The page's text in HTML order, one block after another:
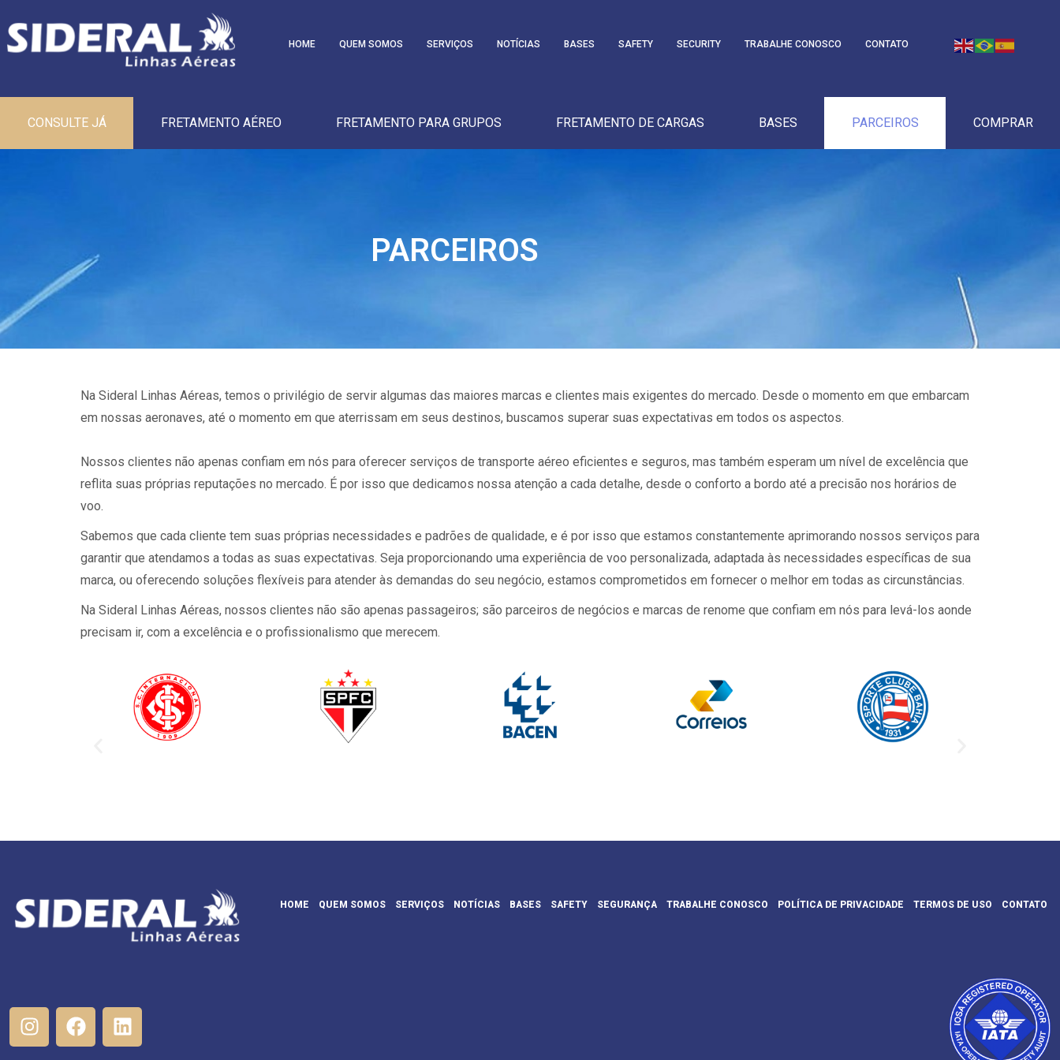
HOME QUEM SOMOS SERVIÇOS NOTÍCIAS BASES SAFETY SECURITY TRABALHE CONOSCO CONTATO
CONSULTE JÁ FRETAMENTO AÉREO FRETAMENTO PARA GRUPOS FRETAMENTO DE CARGAS BASES PARCEIROS COMPRAR
PARCEIROS
Na Sideral Linhas Aéreas, temos o privilégio de servir algumas das maiores marcas e clientes mais exigentes do mercado. Desde o momento em que embarcam
em nossas aeronaves, até o momento em que aterrissam em seus destinos, buscamos superar suas expectativas em todos os aspectos.
Nossos clientes não apenas confiam em nós para oferecer serviços de transporte aéreo eficientes e seguros, mas também esperam um nível de excelência que
reflita suas próprias reputações no mercado. É por isso que dedicamos nossa atenção a cada detalhe, desde o conforto a bordo até a precisão nos horários de
voo.
Sabemos que cada cliente tem suas próprias necessidades e padrões de qualidade, e é por isso que estamos constantemente aprimorando nossos serviços para
garantir que atendamos a todas as suas expectativas. Seja proporcionando uma experiência de voo personalizada, adaptada às necessidades específicas de sua
marca, ou oferecendo soluções flexíveis para atender às demandas do seu negócio, estamos comprometidos em fornecer o melhor em todas as circunstâncias.
Na Sideral Linhas Aéreas, nossos clientes não são apenas passageiros; são parceiros de negócios e marcas de renome que confiam em nós para levá-los aonde
precisam ir, com a excelência e o profissionalismo que merecem.
HOME QUEM SOMOS SERVIÇOS NOTÍCIAS BASES SAFETY SEGURANÇA TRABALHE CONOSCO POLÍTICA DE PRIVACIDADE TERMOS DE USO CONTATO